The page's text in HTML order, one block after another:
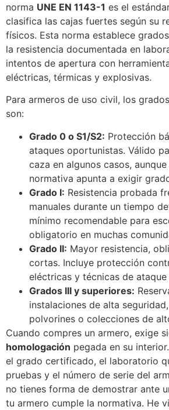
norma UNE EN 1143-1 es el
clasifica las cajas fuertes según su
físicos. Esta norma establece
la resistencia documentada en
intentos de apertura con
eléctricas, térmicas y explosivas.
Para armeros de uso civil, los
son:
Grado 0 o S1/S2: Protección
ataques oportunistas. Válido
caza en algunos casos,
normativa apunta a exigir
Grado I: Resistencia probada
manuales durante un tiempo
mínimo recomendable para
obligatorio en muchas
Grado II: Mayor resistencia,
cortas. Incluye protección
eléctricas y técnicas de
Grados III y superiores:
instalaciones de alta
polvorines o colecciones de
Cuando compres un armero, exige
homologación pegada en su
el grado certificado, el laboratorio
pruebas y el número de serie del
no tienes forma de demostrar ante
tu armero cumple la normativa. He